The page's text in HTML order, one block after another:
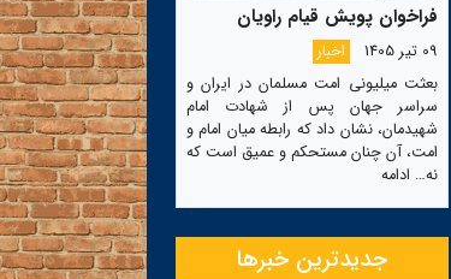
فراخوان پویش قیام راویان
09 تیر 1405
اخبار
بعثت میلیونی امت مسلمان در ایران و
سراسر جهان پس از شهادت امام
شهیدمان، نشان داد که رابطه میان امام و
امت، آن چنان مستحکم و عمیق است که
نه… ادامه
جدیدترین خبرها